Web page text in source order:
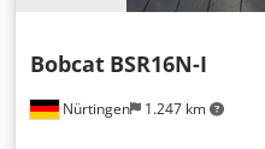
Nürtingen 1.247 km
Bobcat BSR16N-I